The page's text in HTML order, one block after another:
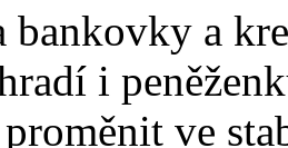
bankovky a
i
ve